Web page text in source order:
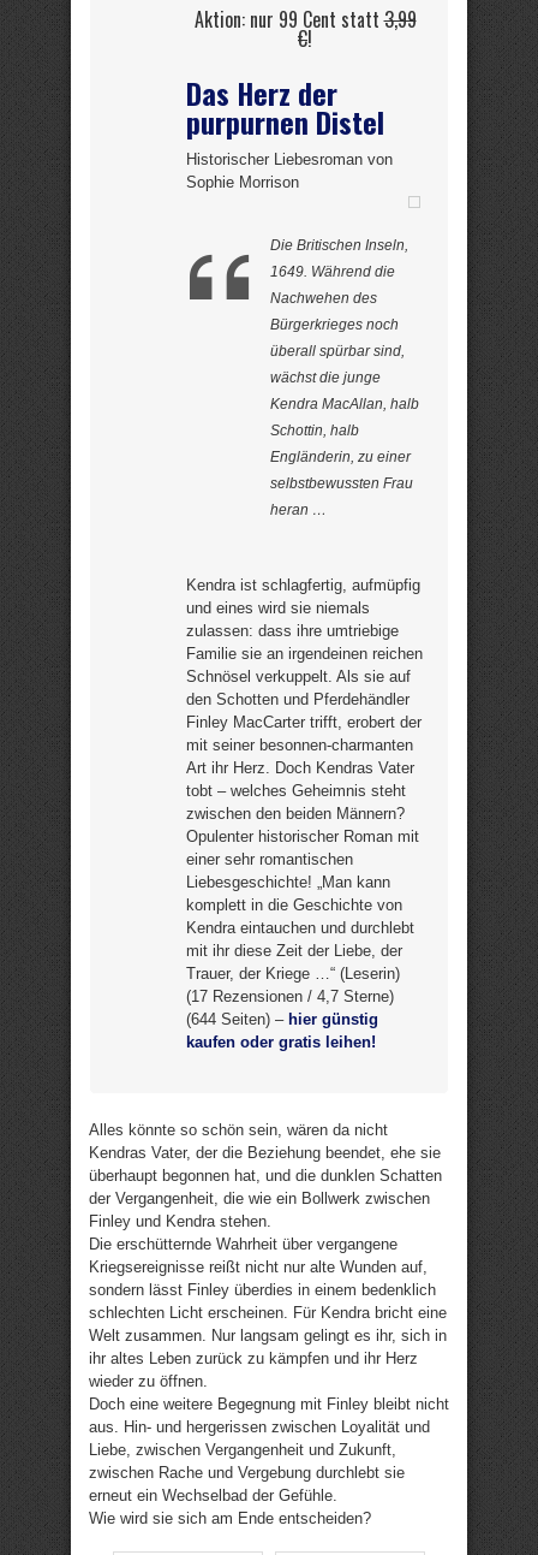
Aktion: nur 99 Cent statt3,99
€!
Das Herz der
purpurnen Distel
Historischer Liebesroman von
Sophie Morrison
Die Britischen Inseln,
1649. Während die
Nachwehen des
Bürgerkrieges noch
überall spürbar sind,
wächst die junge
Kendra MacAllan, halb
Schottin, halb
Engländerin, zu einer
selbstbewussten Frau
heran …
Kendra ist schlagfertig, aufmüpfig
und eines wird sie niemals
zulassen: dass ihre umtriebige
Familie sie an irgendeinen reichen
Schnösel verkuppelt. Als sie auf
den Schotten und Pferdehändler
Finley MacCarter trifft, erobert der
mit seiner besonnen-charmanten
Art ihr Herz. Doch Kendras Vater
tobt – welches Geheimnis steht
zwischen den beiden Männern?
Opulenter historischer Roman mit
einer sehr romantischen
Liebesgeschichte! „Man kann
komplett in die Geschichte von
Kendra eintauchen und durchlebt
mit ihr diese Zeit der Liebe, der
Trauer, der Kriege …“ (Leserin)
(17 Rezensionen / 4,7 Sterne)
(644 Seiten) – hier günstig
kaufen oder gratis leihen!
Alles könnte so schön sein, wären da nicht
Kendras Vater, der die Beziehung beendet, ehe sie
überhaupt begonnen hat, und die dunklen Schatten
der Vergangenheit, die wie ein Bollwerk zwischen
Finley und Kendra stehen.
Die erschütternde Wahrheit über vergangene
Kriegsereignisse reißt nicht nur alte Wunden auf,
sondern lässt Finley überdies in einem bedenklich
schlechten Licht erscheinen. Für Kendra bricht eine
Welt zusammen. Nur langsam gelingt es ihr, sich in
ihr altes Leben zurück zu kämpfen und ihr Herz
wieder zu öffnen.
Doch eine weitere Begegnung mit Finley bleibt nicht
aus. Hin- und hergerissen zwischen Loyalität und
Liebe, zwischen Vergangenheit und Zukunft,
zwischen Rache und Vergebung durchlebt sie
erneut ein Wechselbad der Gefühle.
Wie wird sie sich am Ende entscheiden?